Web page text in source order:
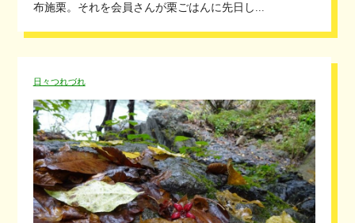
布施栗。それを会員さんが栗ごはんに先日し...
日々つれづれ